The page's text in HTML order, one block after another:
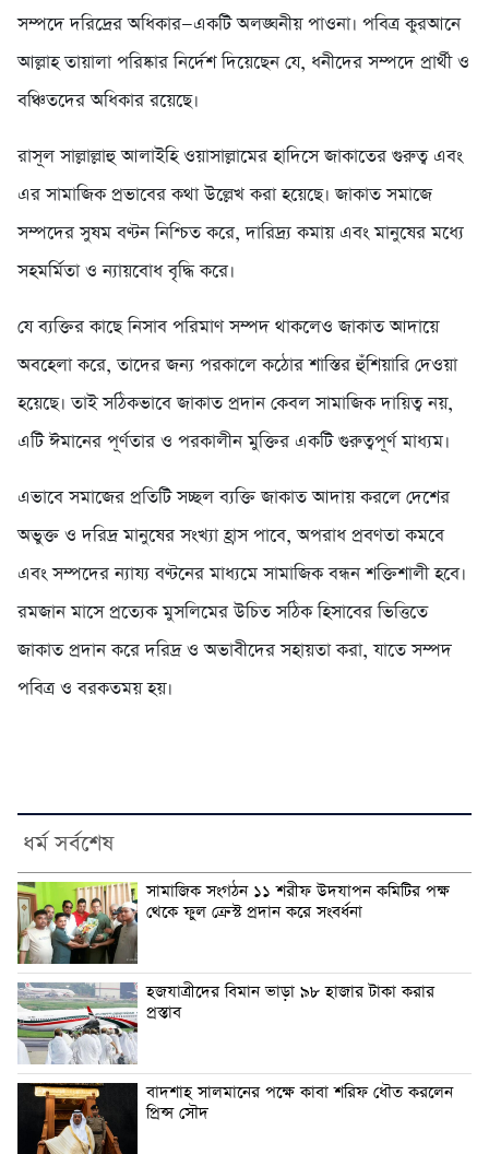
সম্পদে দরিদ্রের অধিকার—একটি অলঙ্ঘনীয় পাওনা। পবিত্র কুরআনে
আল্লাহ তায়ালা পরিষ্কার নির্দেশ দিয়েছেন যে, ধনীদের সম্পদে প্রার্থী ও
বঞ্চিতদের অধিকার রয়েছে।
রাসূল সাল্লাল্লাহু আলাইহি ওয়াসাল্লামের হাদিসে জাকাতের গুরুত্ব এবং
এর সামাজিক প্রভাবের কথা উল্লেখ করা হয়েছে। জাকাত সমাজে
সম্পদের সুষম বণ্টন নিশ্চিত করে, দারিদ্র্য কমায় এবং মানুষের মধ্যে
সহমর্মিতা ও ন্যায়বোধ বৃদ্ধি করে।
যে ব্যক্তির কাছে নিসাব পরিমাণ সম্পদ থাকলেও জাকাত আদায়ে
অবহেলা করে, তাদের জন্য পরকালে কঠোর শাস্তির হুঁশিয়ারি দেওয়া
হয়েছে। তাই সঠিকভাবে জাকাত প্রদান কেবল সামাজিক দায়িত্ব নয়,
এটি ঈমানের পূর্ণতার ও পরকালীন মুক্তির একটি গুরুত্বপূর্ণ মাধ্যম।
এভাবে সমাজের প্রতিটি সচ্ছল ব্যক্তি জাকাত আদায় করলে দেশের
অভুক্ত ও দরিদ্র মানুষের সংখ্যা হ্রাস পাবে, অপরাধ প্রবণতা কমবে
এবং সম্পদের ন্যায্য বণ্টনের মাধ্যমে সামাজিক বন্ধন শক্তিশালী হবে।
রমজান মাসে প্রত্যেক মুসলিমের উচিত সঠিক হিসাবের ভিত্তিতে
জাকাত প্রদান করে দরিদ্র ও অভাবীদের সহায়তা করা, যাতে সম্পদ
পবিত্র ও বরকতময় হয়।
ধর্ম সর্বশেষ
সামাজিক সংগঠন ১১ শরীফ উদযাপন কমিটির পক্ষ
থেকে ফুল ক্রেস্ট প্রদান করে সংবর্ধনা
হজযাত্রীদের বিমান ভাড়া ৯৮ হাজার টাকা করার
প্রস্তাব
বাদশাহ সালমানের পক্ষে কাবা শরিফ ধৌত করলেন
প্রিন্স সৌদ